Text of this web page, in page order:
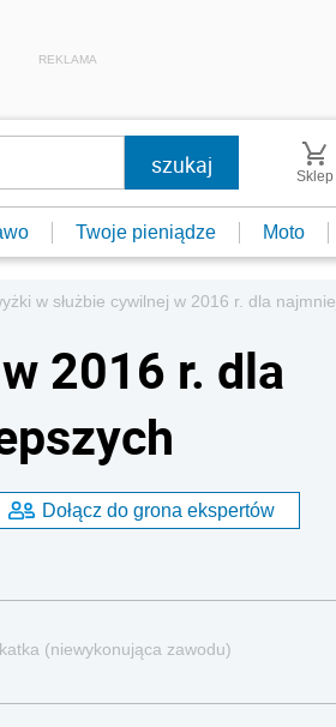
REKLAMA
Sklep
Twoje pieniądze Moto
w służbie cywilnej w 2016 r. dla
2016 r. dla
Dołącz do grona ekspertów
(niewykonująca zawodu)